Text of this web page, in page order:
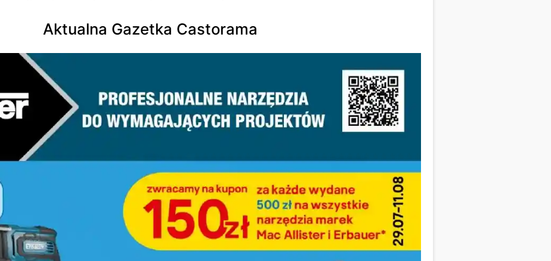
Aktualna Gazetka Castorama